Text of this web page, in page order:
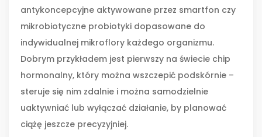
antykoncepcyjne aktywowane przez smartfon czy
mikrobiotyczne probiotyki dopasowane do
indywidualnej mikroflory każdego organizmu.
Dobrym przykładem jest pierwszy na świecie chip
hormonalny, który można wszczepić podskórnie –
steruje się nim zdalnie i można samodzielnie
uaktywniać lub wyłączać działanie, by planować
ciążę jeszcze precyzyjniej.